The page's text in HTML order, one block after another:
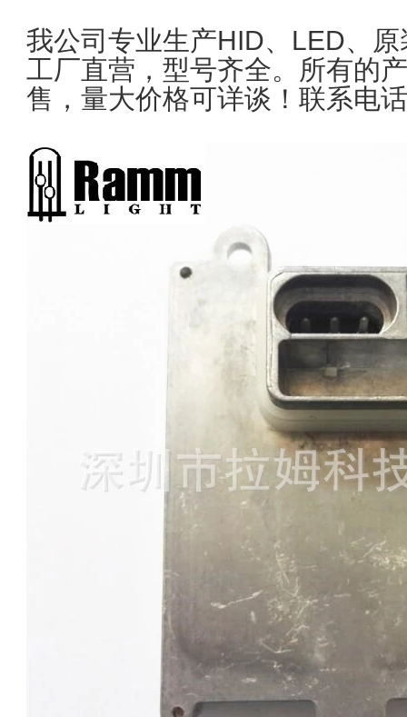
我公司专业生产HID、LED、
工厂直营，型号齐全。所有的
售，量大价格可详谈！联系电